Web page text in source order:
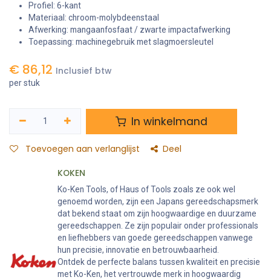
Profiel: 6-kant
Materiaal: chroom-molybdeenstaal
Afwerking: mangaanfosfaat / zwarte impactafwerking
Toepassing: machinegebruik met slagmoersleutel
€ 86,12 Inclusief btw
per stuk
In winkelmand
Toevoegen aan verlanglijst Deel
KOKEN
Ko-Ken Tools, of Haus of Tools zoals ze ook wel
genoemd worden, zijn een Japans gereedschapsmerk
dat bekend staat om zijn hoogwaardige en duurzame
gereedschappen. Ze zijn populair onder professionals
en liefhebbers van goede gereedschappen vanwege
hun precisie, innovatie en betrouwbaarheid.
Ontdek de perfecte balans tussen kwaliteit en precisie
met Ko-Ken, het vertrouwde merk in hoogwaardig